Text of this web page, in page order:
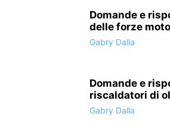
Domande e
delle forze
Gabry Dalla
Domande e
riscaldatori di
Gabry Dalla